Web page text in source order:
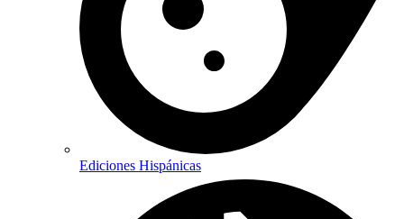
Ediciones Hispánicas